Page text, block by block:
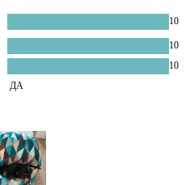
10
10
10
ДА